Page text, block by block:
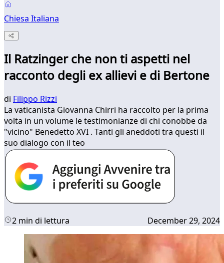
Chiesa Italiana
Il Ratzinger che non ti aspetti nel
racconto degli ex allievi e di Bertone
di Filippo Rizzi
La vaticanista Giovanna Chirri ha raccolto per la prima
volta in un volume le testimonianze di chi conobbe da
"vicino" Benedetto XVI . Tanti gli aneddoti tra questi il
suo dialogo con il teo
2 min di lettura December 29, 2024